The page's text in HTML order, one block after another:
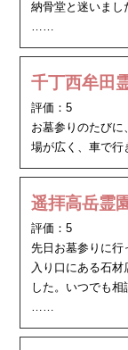
納骨堂と迷いまし
……
千丁西牟田
評価：5
お墓参りのたび
場が広く、車で
遥拝高岳霊
評価：5
先日お墓参りに行
入り口にある石材
した。いつでも相
……